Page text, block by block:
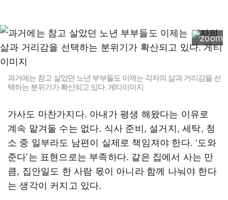
과거에는 참고 살았던 노년 부부들도 이제는 각자의 삶과 거리감을 선
택하는 분위기가 확산되고 있다. 게티이미지
가사도 마찬가지다. 아내가 평생 해왔다는 이유로
계속 맡겨둘 수는 없다. 식사 준비, 설거지, 세탁, 청
소 중 일부라도 남편이 실제로 책임져야 한다. ‘도와
준다’는 표현으로는 부족하다. 같은 집에서 사는 만
큼, 집안일도 한 사람 몫이 아니라 함께 나눠야 한다
는 생각이 커지고 있다.